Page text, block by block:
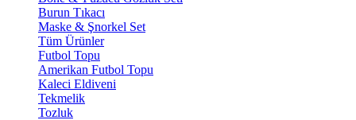
Burun Tıkacı
Maske & Şnorkel Set
Tüm Ürünler
Futbol Topu
Amerikan Futbol Topu
Kaleci Eldiveni
Tekmelik
Tozluk